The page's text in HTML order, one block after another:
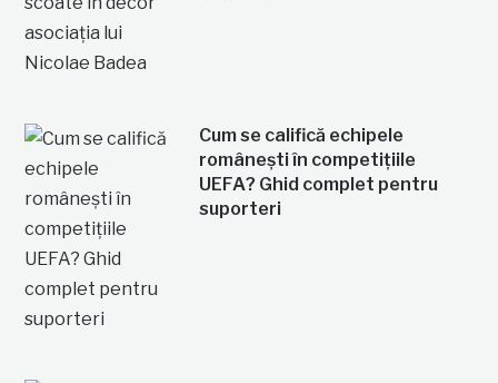
Cum se califică echipele
românești în competițiile
UEFA? Ghid complet pentru
suporteri